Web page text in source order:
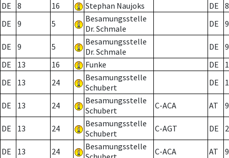
DE
8 16 Stephan Naujoks DE
8
DE
9 5
Besamungsstelle
Dr. Schmale
DE 9
DE 9 5
Besamungsstelle
Dr. Schmale
DE
9
DE
13 16 Funke DE
DE
13 24
Besamungsstelle
Schubert
DE
DE 13 24
Besamungsstelle
Schubert
C-ACA AT
DE 13 24
Besamungsstelle
Schubert
C-AGT DE 2
DE 13 24
Besamungsstelle
C-ACA AT